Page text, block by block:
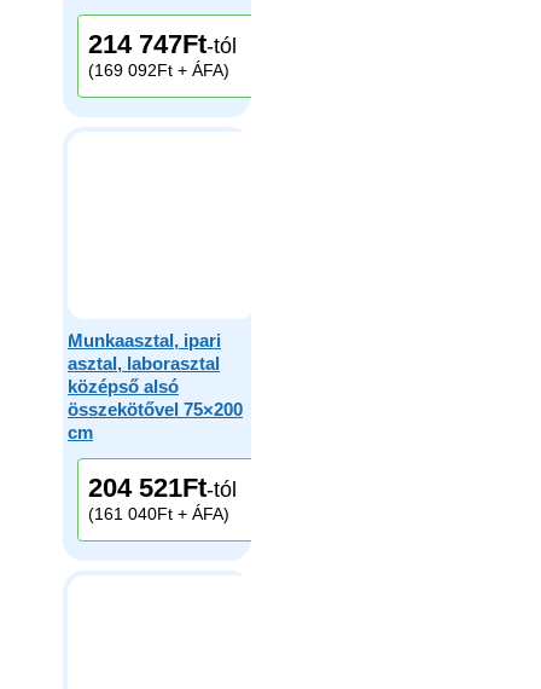
214 747Ft-tól
(169 092Ft + ÁFA)
Munkaasztal, ipari
asztal, laborasztal
középső alsó
összekötővel 75×200
cm
204 521Ft-tól
(161 040Ft + ÁFA)